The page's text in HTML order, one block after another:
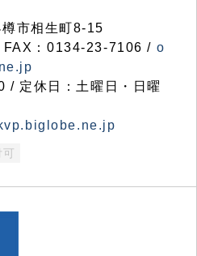
市相生町8-15
：0134-23-7106 / o
/ 定休日：土曜日・日曜
可